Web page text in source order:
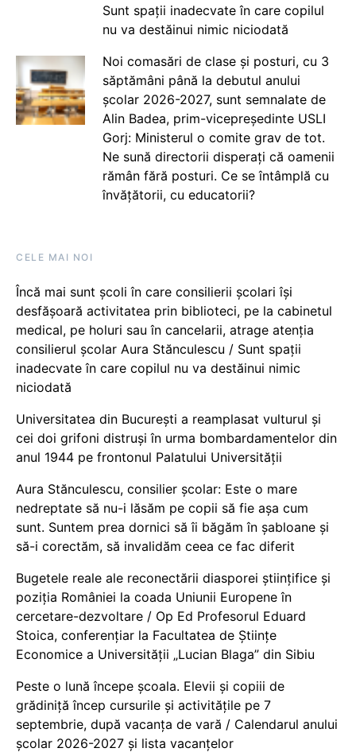
Sunt spații inadecvate în care copilul
nu va destăinui nimic niciodată
Noi comasări de clase și posturi, cu 3
săptămâni până la debutul anului
școlar 2026-2027, sunt semnalate de
Alin Badea, prim-vicepreședinte USLI
Gorj: Ministerul o comite grav de tot.
Ne sună directorii disperați că oamenii
rămân fără posturi. Ce se întâmplă cu
învățătorii, cu educatorii?
CELE MAI NOI
Încă mai sunt școli în care consilierii școlari își
desfășoară activitatea prin biblioteci, pe la cabinetul
medical, pe holuri sau în cancelarii, atrage atenția
consilierul școlar Aura Stănculescu / Sunt spații
inadecvate în care copilul nu va destăinui nimic
niciodată
Universitatea din București a reamplasat vulturul și
cei doi grifoni distruși în urma bombardamentelor din
anul 1944 pe frontonul Palatului Universității
Aura Stănculescu, consilier școlar: Este o mare
nedreptate să nu-i lăsăm pe copii să fie așa cum
sunt. Suntem prea dornici să îi băgăm în șabloane și
să-i corectăm, să invalidăm ceea ce fac diferit
Bugetele reale ale reconectării diasporei științifice și
poziția României la coada Uniunii Europene în
cercetare-dezvoltare / Op Ed Profesorul Eduard
Stoica, conferențiar la Facultatea de Științe
Economice a Universității „Lucian Blaga” din Sibiu
Peste o lună începe școala. Elevii și copiii de
grădiniță încep cursurile și activitățile pe 7
septembrie, după vacanța de vară / Calendarul anului
școlar 2026-2027 și lista vacanțelor